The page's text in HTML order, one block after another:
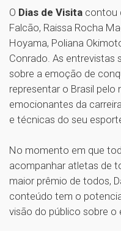
O Dias de Visita contou
Falcão, Raissa Rocha
Hoyama, Poliana
Conrado. As entrevistas
sobre a emoção de
representar o Brasil
emocionantes da
e técnicas do seu
No momento em que
acompanhar atletas de
maior prêmio de todos,
conteúdo tem o
visão do público sobre o